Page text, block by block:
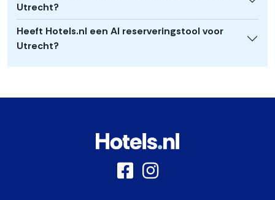
Utrecht?
Heeft Hotels.nl een AI reserveringstool voor
Utrecht?